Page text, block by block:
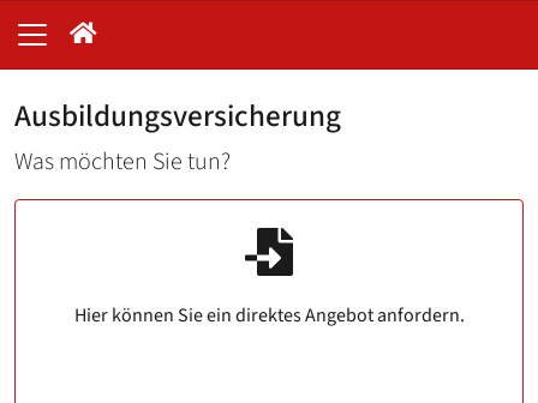
Ausbildungsversicherung
Was möchten Sie tun?
Hier können Sie ein direktes Angebot anfordern.